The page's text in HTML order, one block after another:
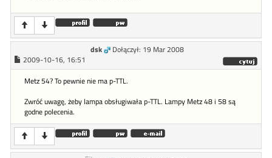
dsk
Dołączył: 19 Mar 2008
2009-10-16, 16:51
Metz 54? To pewnie nie ma p-TTL.
Zwróć uwagę, żeby lampa obsługiwała p-TTL. Lampy Metz 48 i 58 są
godne polecenia.